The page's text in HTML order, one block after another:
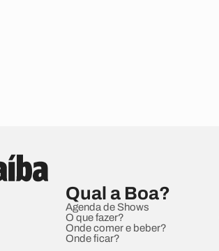
Qual a Boa?
Agenda de Shows
O que fazer?
Onde comer e beber?
Onde ficar?